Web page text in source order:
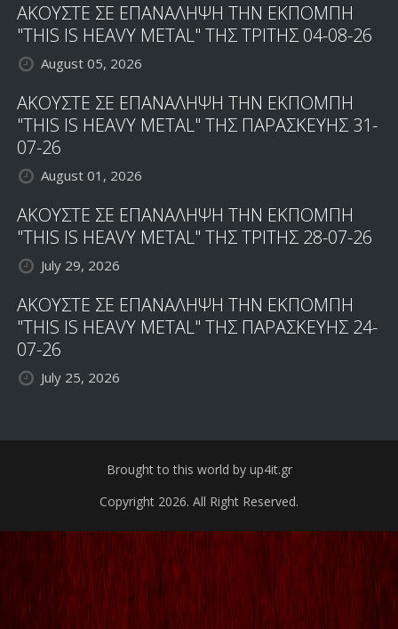
ΑΚΟΥΣΤΕ ΣΕ ΕΠΑΝΑΛΗΨΗ ΤΗΝ ΕΚΠΟΜΠΗ
"THIS IS HEAVY METAL" ΤΗΣ ΤΡΙΤΗΣ 04-08-26
August 05, 2026
ΑΚΟΥΣΤΕ ΣΕ ΕΠΑΝΑΛΗΨΗ ΤΗΝ ΕΚΠΟΜΠΗ
"THIS IS HEAVY METAL" ΤΗΣ ΠΑΡΑΣΚΕΥΗΣ 31-
07-26
August 01, 2026
ΑΚΟΥΣΤΕ ΣΕ ΕΠΑΝΑΛΗΨΗ ΤΗΝ ΕΚΠΟΜΠΗ
"THIS IS HEAVY METAL" ΤΗΣ ΤΡΙΤΗΣ 28-07-26
July 29, 2026
ΑΚΟΥΣΤΕ ΣΕ ΕΠΑΝΑΛΗΨΗ ΤΗΝ ΕΚΠΟΜΠΗ
"THIS IS HEAVY METAL" ΤΗΣ ΠΑΡΑΣΚΕΥΗΣ 24-
07-26
July 25, 2026
Brought to this world by up4it.gr
Copyright 2026. All Right Reserved.